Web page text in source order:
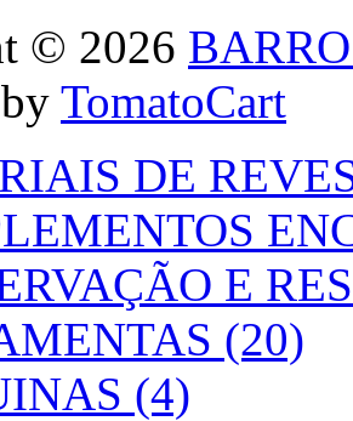
© 2026
TomatoCart
DE
E
(20)
(4)